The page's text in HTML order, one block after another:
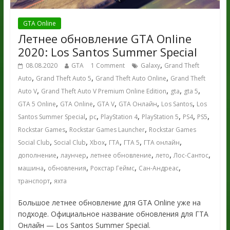
GTA Online
Летнее обновление GTA Online
2020: Los Santos Summer Special
08.08.2020 GTA 1 Comment Galaxy, Grand Theft
Auto, Grand Theft Auto 5, Grand Theft Auto Online, Grand Theft
Auto V, Grand Theft Auto V Premium Online Edition, gta, gta 5,
GTA 5 Online, GTA Online, GTA V, GTA Онлайн, Los Santos, Los
Santos Summer Special, pc, PlayStation 4, PlayStation 5, PS4, PS5,
Rockstar Games, Rockstar Games Launcher, Rockstar Games
Social Club, Social Club, Xbox, ГТА, ГТА 5, ГТА онлайн,
дополнение, лаунчер, летнее обновление, лето,Лос-Сантос,
машина, обновления, Рокстар Геймс, Сан-Андреас,
транспорт, яхта
Большое летнее обновление для GTA Online уже на
подходе. Официальное название обновления для ГТА
Онлайн — Los Santos Summer Special.